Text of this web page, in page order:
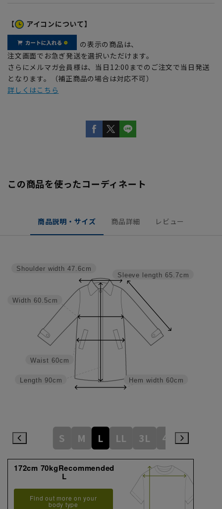
【 アイコンについて】
の表示の商品は、
注文画面でお急ぎ発送を選択いただけます。
さらにメルマガ会員様は、当日12:00までのご注文で当日発送
となります。（補正商品の場合は対応不可）
詳しくはこちら
この商品を使ったコーディネート
商品説明・サイズ 商品詳細 レビュー
Hem width 60cm
Sleeve length 65.7cm
Length 90cm
Waist 60cm
Width 60.5cm
Shoulder width 47.6cm
S M L LL 3L 4L
172cm 70kgRecommended
L
Find out more on your
body type